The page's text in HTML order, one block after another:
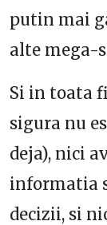
putin mai
alte mega-
Si in toata
sigura nu
deja), nici
informatia
decizii, si